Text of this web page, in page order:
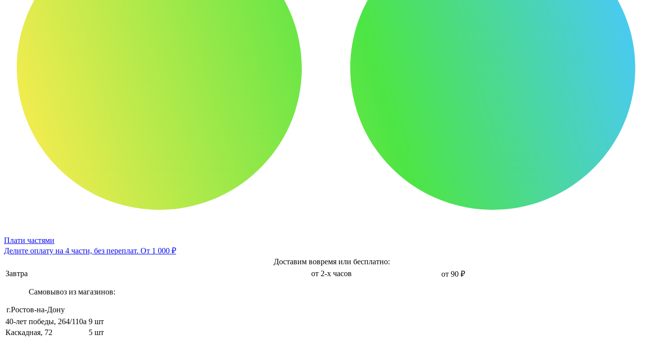
Плати частями
Делите оплату на 4 части, без переплат. От 1 000 ₽
Доставим вовремя или бесплатно:
Завтра
от 2-х часов от 90 ₽
Самовывоз из магазинов:
г.Ростов-на-Дону
40-лет победы, 264/110а 9 шт
Каскадная, 72
5 шт